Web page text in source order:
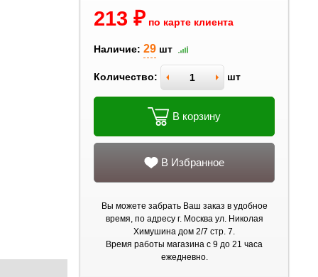
213 ₽ по карте клиента
Наличие: 29 шт
Количество: шт
В корзину
В Избранное
Вы можете забрать Ваш заказ в удобное
время, по адресу г. Москва ул. Николая
Химушина дом 2/7 стр. 7.
Время работы магазина с 9 до 21 часа
ежедневно.